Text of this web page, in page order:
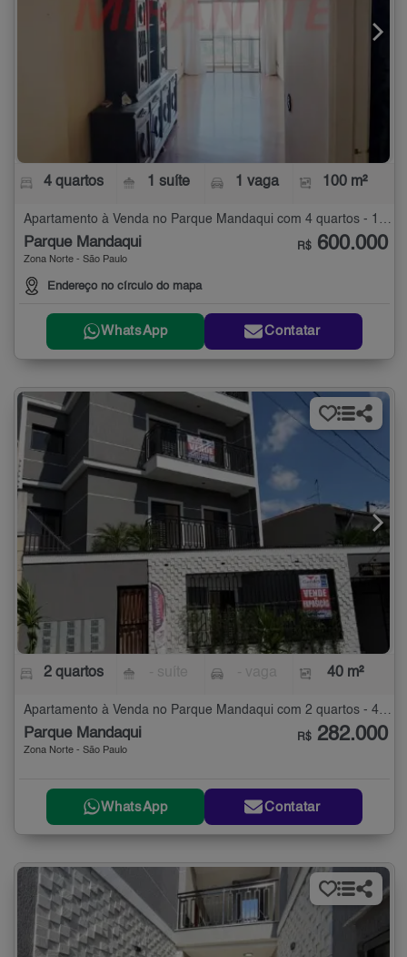
4 quartos 1 suíte 1 vaga 100 m²
Parque Mandaqui
Zona Norte - São Paulo
Endereço no círculo do mapa
R$ 600.000
WhatsApp Contatar
2 quartos 40 m²
Apartamento à Venda no Parque Mandaqui com 2 quartos - 40 m²
Parque Mandaqui
Zona Norte - São Paulo
R$ 282.000
WhatsApp Contatar